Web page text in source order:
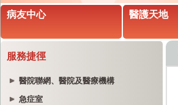
病友中心 醫護天地
服務捷徑
醫院聯網、醫院及醫療機構
急症室